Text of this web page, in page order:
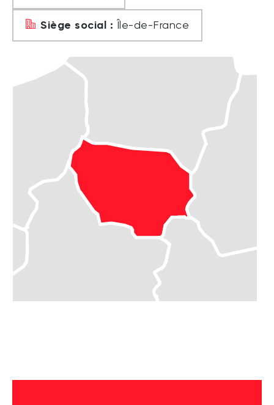
Siège social : Île-de-France